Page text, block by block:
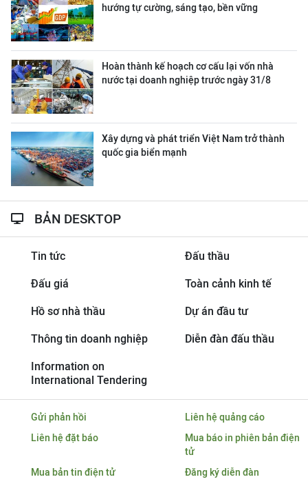
hướng tự cường, sáng tạo, bền vững
Hoàn thành kế hoạch cơ cấu lại vốn nhà
nước tại doanh nghiệp trước ngày 31/8
Xây dựng và phát triển Việt Nam trở thành
quốc gia biển mạnh
BẢN DESKTOP
Tin tức Đấu thầu
Đấu giá Toàn cảnh kinh tế
Hồ sơ nhà thầu Dự án đầu tư
Thông tin doanh nghiệp Diễn đàn đấu thầu
Information on
International Tendering
Gửi phản hồi
Liên hệ quảng cáo
Liên hệ đặt báo
Mua báo in phiên bản điện
tử
Mua bản tin điện tử
Đăng ký diễn đàn